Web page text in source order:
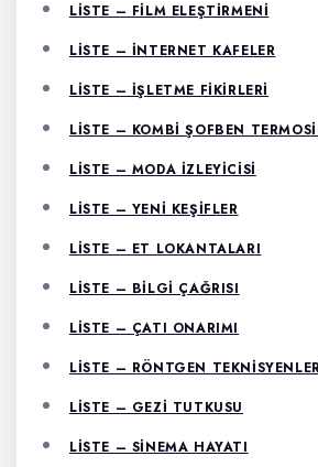
LISTE – FILM ELEŞTIRMENI
LISTE – İNTERNET KAFELER
LISTE – İŞLETME FIKIRLERI
LISTE – KOMBI ŞOFBEN
LISTE – MODA İZLEYICISI
LISTE – YENI KEŞIFLER
LISTE – ET LOKANTALARI
LISTE – BILGI ÇAĞRISI
LISTE – ÇATI ONARIMI
LISTE – RÖNTGEN
LISTE – GEZI TUTKUSU
LISTE – SINEMA HAYATI